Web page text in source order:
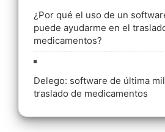
¿Por qué el uso de un
puede ayudarme en el
medicamentos?
Delego: software de última
traslado de medicamentos